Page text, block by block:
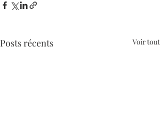
Posts récents Voir tout